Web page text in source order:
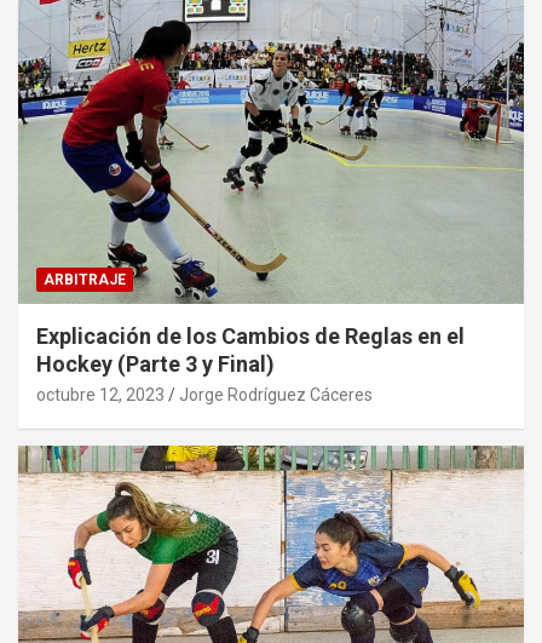
ARBITRAJE
Explicación de los Cambios de Reglas en el
Hockey (Parte 3 y Final)
octubre 12, 2023 Jorge Rodríguez Cáceres